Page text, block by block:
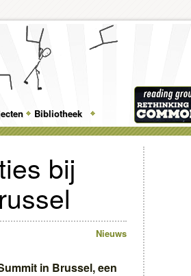
Bibliotheek
Top
Feature
Menu
Skip
to
primary
Skip
to
secondary
bij
Nieuws
in Brussel, een